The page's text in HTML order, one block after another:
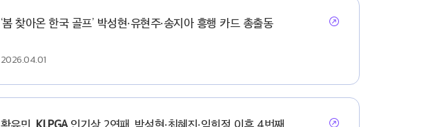
‘봄 찾아온 한국 골프’ 박성현·유현주·송지아 흥행 카드 총출동
2026.04.01
황유민, KLPGA인기상 2연패..박성현·최혜진·임희정 이후 4번째